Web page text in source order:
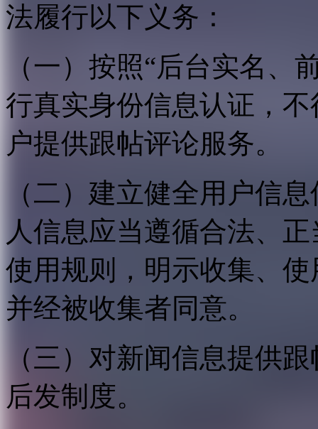
法履行以下义务：
（一）按照“后台实名、
行真实身份信息认证，
户提供跟帖评论服务。
（二）建立健全用户信
人信息应当遵循合法、
使用规则，明示收集、
并经被收集者同意。
（三）对新闻信息提供
后发制度。